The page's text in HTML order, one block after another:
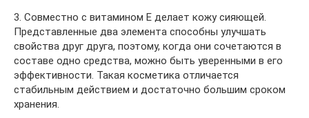
3. Совместно с витамином E делает кожу сияющей.
Представленные два элемента способны улучшать
свойства друг друга, поэтому, когда они сочетаются в
составе одно средства, можно быть уверенными в его
эффективности. Такая косметика отличается
стабильным действием и достаточно большим сроком
хранения.